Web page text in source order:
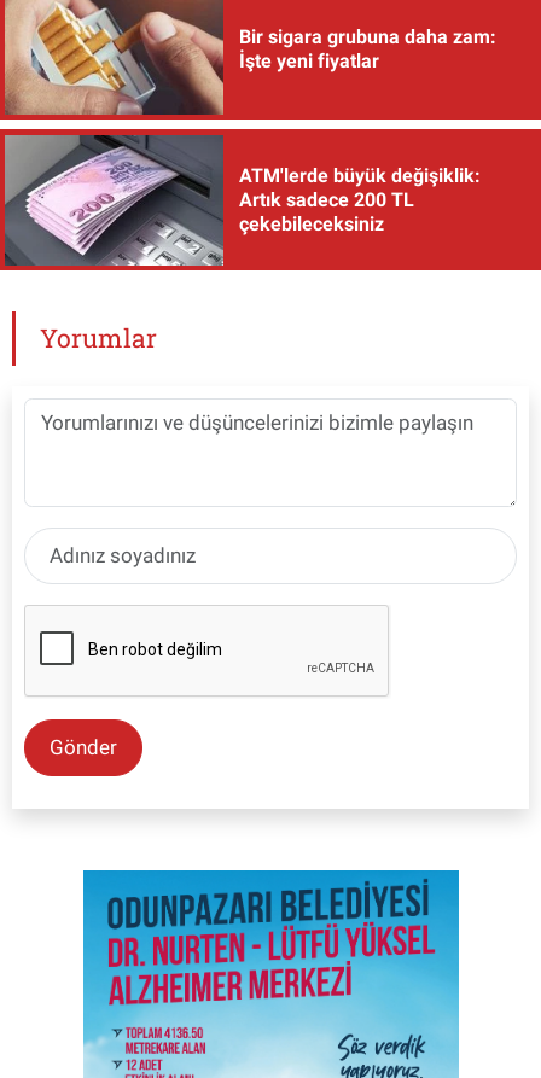
Bir sigara grubuna daha zam:
İşte yeni fiyatlar
ATM'lerde büyük değişiklik:
Artık sadece 200 TL
çekebileceksiniz
Yorumlar
Gönder